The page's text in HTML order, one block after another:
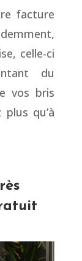
facture
celle-ci
du
vos bris
qu’à